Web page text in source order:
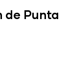
de Punta